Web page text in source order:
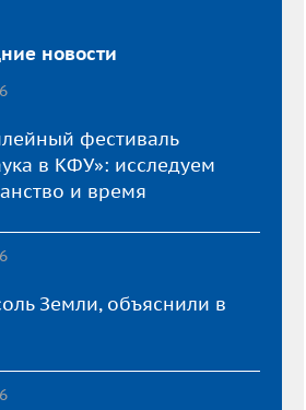
новости
фестиваль
в КФУ»: исследуем
и время
Земли, объяснили в